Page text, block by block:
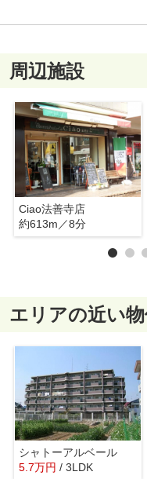
周辺施設
Ciao法善寺店
約613m／8分
エリアの近い
シャトーアルベール
5.7万円 / 3LDK